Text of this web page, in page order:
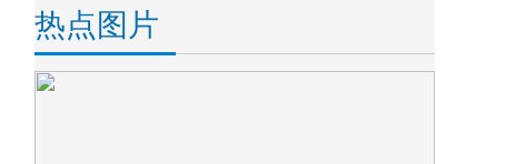
热点图片